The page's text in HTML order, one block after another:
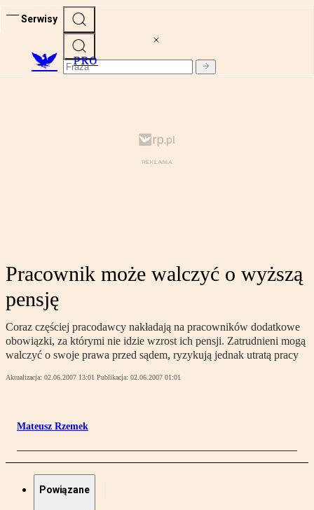
Serwisy
PRO
Pracownik może walczyć o wyższą
pensję
Coraz częściej pracodawcy nakładają na pracowników dodatkowe
obowiązki, za którymi nie idzie wzrost ich pensji. Zatrudnieni mogą
walczyć o swoje prawa przed sądem, ryzykują jednak utratą pracy
Aktualizacja: 02.06.2007 13:01 Publikacja: 02.06.2007 01:01
Mateusz Rzemek
Powiązane